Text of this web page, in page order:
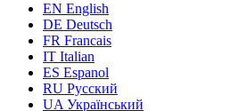
EN English
DE Deutsch
FR Francais
IT Italian
ES Espanol
RU Русский
UA Український